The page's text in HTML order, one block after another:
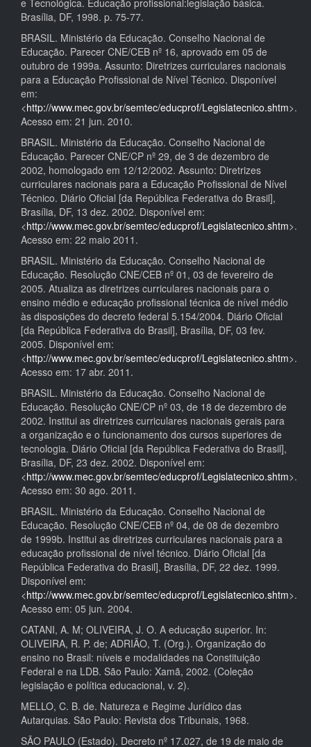
Brasília, DF, 1998. p. 75-77.
BRASIL. Ministério da Educação. Conselho Nacional de
Educação. Parecer CNE/CEB nº 16, aprovado em 05 de
outubro de 1999a. Assunto: Diretrizes curriculares nacionais
para a Educação Profissional de Nível Técnico. Disponível
em:
<http://www.mec.gov.br/semtec/educprof/Legislatecnico.shtm>.
Acesso em: 21 jun. 2010.
BRASIL. Ministério da Educação. Conselho Nacional de
Educação. Parecer CNE/CP nº 29, de 3 de dezembro de
2002, homologado em 12/12/2002. Assunto: Diretrizes
curriculares nacionais para a Educação Profissional de Nível
Técnico. Diário Oficial [da República Federativa do Brasil],
Brasília, DF, 13 dez. 2002. Disponível em:
<http://www.mec.gov.br/semtec/educprof/Legislatecnico.shtm>.
Acesso em: 22 maio 2011.
BRASIL. Ministério da Educação. Conselho Nacional de
Educação. Resolução CNE/CEB nº 01, 03 de fevereiro de
2005. Atualiza as diretrizes curriculares nacionais para o
ensino médio e educação profissional técnica de nível médio
às disposições do decreto federal 5.154/2004. Diário Oficial
[da República Federativa do Brasil], Brasília, DF, 03 fev.
2005. Disponível em:
<http://www.mec.gov.br/semtec/educprof/Legislatecnico.shtm>.
Acesso em: 17 abr. 2011.
BRASIL. Ministério da Educação. Conselho Nacional de
Educação. Resolução CNE/CP nº 03, de 18 de dezembro de
2002. Institui as diretrizes curriculares nacionais gerais para
a organização e o funcionamento dos cursos superiores de
tecnologia. Diário Oficial [da República Federativa do Brasil],
Brasília, DF, 23 dez. 2002. Disponível em:
<http://www.mec.gov.br/semtec/educprof/Legislatecnico.shtm>.
Acesso em: 30 ago. 2011.
BRASIL. Ministério da Educação. Conselho Nacional de
Educação. Resolução CNE/CEB nº 04, de 08 de dezembro
de 1999b. Institui as diretrizes curriculares nacionais para a
educação profissional de nível técnico. Diário Oficial [da
República Federativa do Brasil], Brasília, DF, 22 dez. 1999.
Disponível em:
<http://www.mec.gov.br/semtec/educprof/Legislatecnico.shtm>.
Acesso em: 05 jun. 2004.
CATANI, A. M; OLIVEIRA, J. O. A educação superior. In:
OLIVEIRA, R. P. de; ADRIÃO, T. (Org.). Organização do
ensino no Brasil: níveis e modalidades na Constituição
Federal e na LDB. São Paulo: Xamã, 2002. (Coleção
legislação e política educacional, v. 2).
MELLO, C. B. de. Natureza e Regime Jurídico das
Autarquias. São Paulo: Revista dos Tribunais, 1968.
SÃO PAULO (Estado). Decreto nº 17.027, de 19 de maio de